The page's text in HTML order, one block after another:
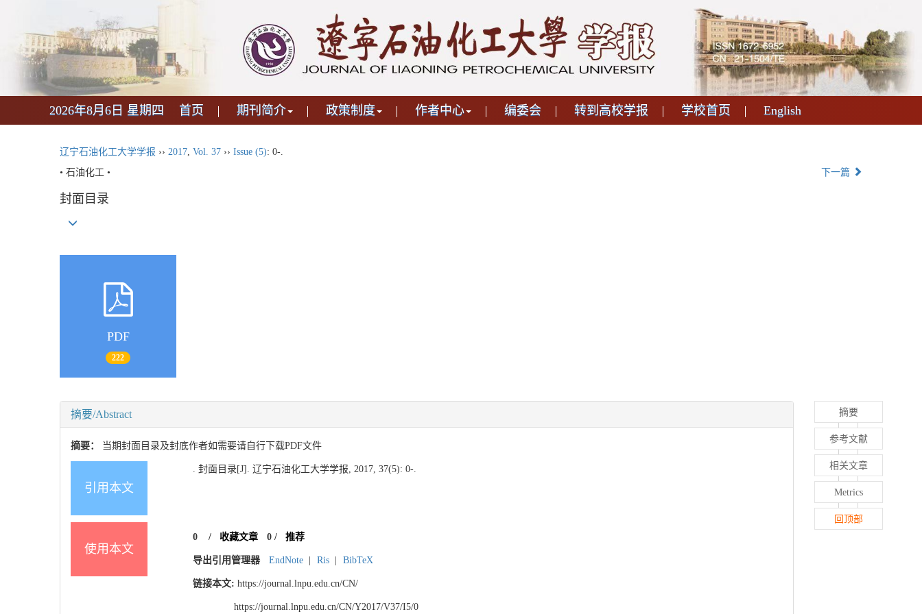
2026年8月6日 星期四 首页 期刊简介 政策制度 作者中心 编委会 转到高校学报 学校首页 English
辽宁石油化工大学学报 ›› 2017, Vol. 37 ›› Issue (5): 0-.
• 石油化工 •
下一篇
封面目录
PDF
222
摘要/Abstract
摘要： 当期封面目录及封底作者如需要请自行下载PDF文件
引用本文
. 封面目录[J]. 辽宁石油化工大学学报, 2017, 37(5): 0-.
使用本文
0 / 收藏文章 0/ 推荐
导出引用管理器 EndNote Ris BibTeX
链接本文: https://journal.lnpu.edu.cn/CN/
https://journal.lnpu.edu.cn/CN/Y2017/V37/I5/0
摘要
参考文献
相关文章
Metrics
回顶部